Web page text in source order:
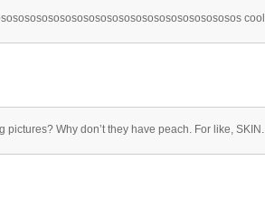
cool
pictures? Why don’t they have peach. For like, SKIN.